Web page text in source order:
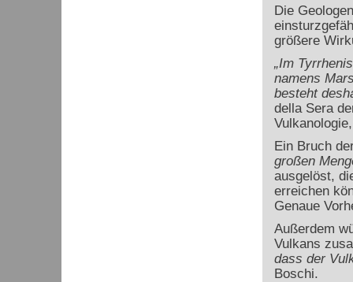
Die
größere
„Im
namens
besteht
della Sera
Ein Bruch
großen
ausgelöst,
erreichen
Genaue
Außerdem
Vulkans
dass der
Boschi.